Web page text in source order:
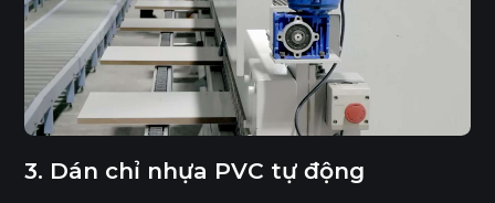
3. Dán chỉ nhựa PVC tự động